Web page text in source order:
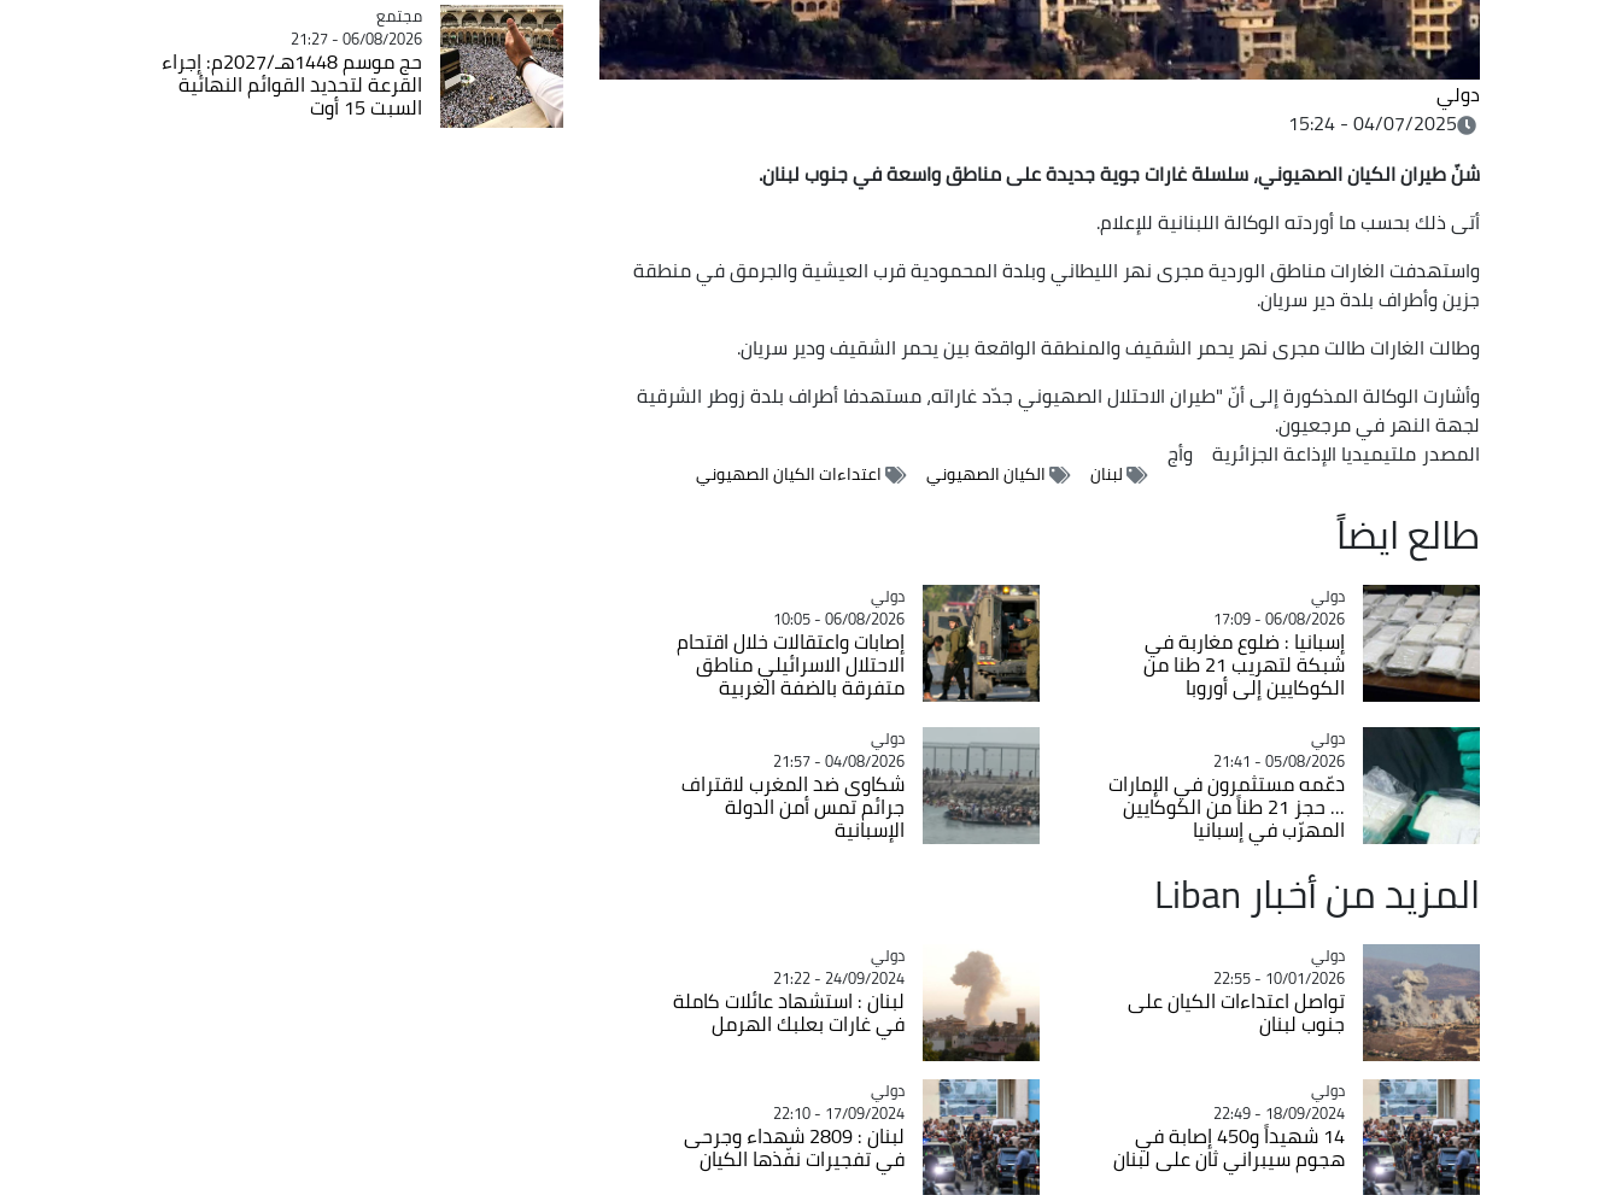
دولي
04/07/2025 - 15:24
شنّ طيران الكيان الصهيوني، سلسلة غارات جوية جديدة على مناطق واسعة في جنوب لبنان.
أتى ذلك بحسب ما أوردته الوكالة اللبنانية للإعلام.
واستهدفت الغارات مناطق الوردية مجرى نهر الليطاني وبلدة المحمودية قرب العيشية والجرمق في منطقة
جزين وأطراف بلدة دير سريان.
وطالت الغارات طالت مجرى نهر يحمر الشقيف والمنطقة الواقعة بين يحمر الشقيف ودير سريان.
وأشارت الوكالة المذكورة إلى أنّ "طيران الاحتلال الصهيوني جدّد غاراته، مستهدفا أطراف بلدة زوطر الشرقية
لجهة النهر في مرجعيون.
المصدر ملتيميديا الإذاعة الجزائرية وأج
لبنان الكيان الصهيوني اعتداءات الكيان الصهيوني
طالع ايضاً
Catégorie
دولي
06/08/2026 - 17:09
إسبانيا : ضلوع مغاربة في
شبكة لتهريب 21 طنا من
الكوكايين إلى أوروبا
Catégorie
دولي
06/08/2026 - 10:05
إصابات واعتقالات خلال اقتحام
الاحتلال الاسرائيلي مناطق
متفرقة بالضفة الغربية
Catégorie
دولي
05/08/2026 - 21:41
دعّمه مستثمرون في الإمارات
... حجز 21 طناً من الكوكايين
المهرّب في إسبانيا
Catégorie
دولي
04/08/2026 - 21:57
شكاوى ضد المغرب لاقتراف
جرائم تمس أمن الدولة
الإسبانية
المزيد من أخبار Liban
Catégorie
دولي
10/01/2026 - 22:55
تواصل اعتداءات الكيان على
جنوب لبنان
Catégorie
دولي
24/09/2024 - 21:22
لبنان : استشهاد عائلات كاملة
في غارات بعلبك الهرمل
Catégorie
دولي
18/09/2024 - 22:49
14 شهيداً و450 إصابة في
هجوم سيبراني ثان على لبنان
Catégorie
دولي
17/09/2024 - 22:10
لبنان : 2809 شهداء وجرحى
في تفجيرات نفّذها الكيان
Catégorie
مجتمع
06/08/2026 - 21:27
حج موسم 1448هـ/2027م: إجراء
القرعة لتحديد القوائم النهائية
السبت 15 أوت